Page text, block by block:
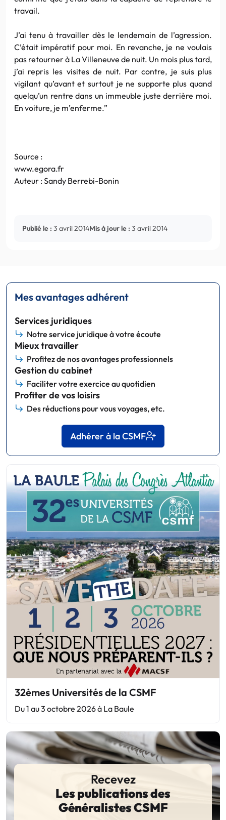
travail.
J’ai tenu à travailler dès le lendemain de l’agression.
C’était impératif pour moi. En revanche, je ne voulais
pas retourner à La Villeneuve de nuit. Un mois plus tard,
j’ai repris les visites de nuit. Par contre, je suis plus
vigilant qu’avant et surtout je ne supporte plus quand
quelqu’un rentre dans un immeuble juste derrière moi.
En voiture, je m’enferme.”
Source :
www.egora.fr
Auteur : Sandy Berrebi-Bonin
Publié le : 3 avril 2014Mis à jour le : 3 avril 2014
Mes avantages adhérent
Services juridiques
Notre service juridique à votre écoute
Mieux travailler
Profitez de nos avantages professionnels
Gestion du cabinet
Faciliter votre exercice au quotidien
Profiter de vos loisirs
Des réductions pour vous voyages, etc.
Adhérer à la CSMF
32èmes Universités de la CSMF
Du 1 au 3 octobre 2026 à La Baule
Recevez
Les publications des
Généralistes CSMF